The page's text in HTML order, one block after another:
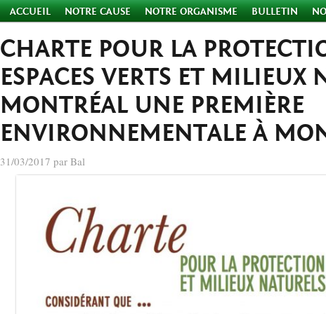
ACCUEIL NOTRE CAUSE NOTRE ORGANISME BULLETIN
CHARTE POUR LA
ESPACES VERTS ET MILIEUX
MONTRÉAL UNE PREMIÈRE
ENVIRONNEMENTALE À
31/03/2017 par Bal